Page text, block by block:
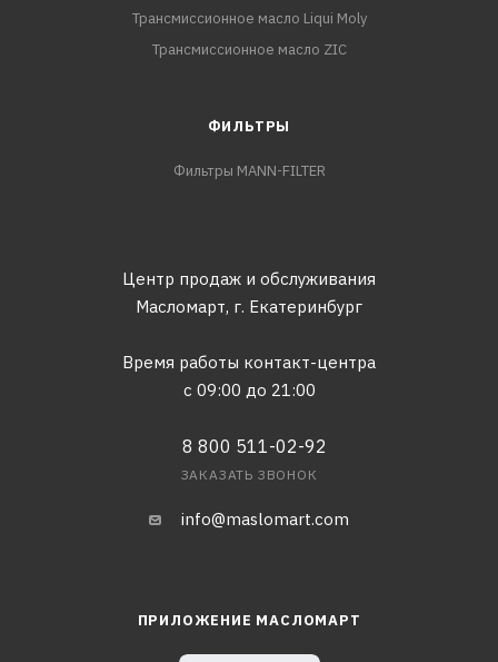
Трансмиссионное масло Liqui Moly
Трансмиссионное масло ZIC
ФИЛЬТРЫ
Фильтры MANN-FILTER
Центр продаж и обслуживания
Масломарт, г. Екатеринбург
Время работы контакт-центра
с 09:00 до 21:00
8 800 511-02-92
ЗАКАЗАТЬ ЗВОНОК
info@maslomart.com
ПРИЛОЖЕНИЕ МАСЛОМАРТ